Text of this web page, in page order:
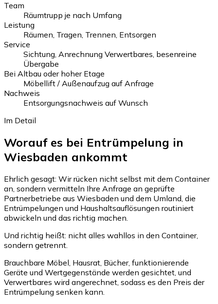
Team
Räumtrupp je nach Umfang
Leistung
Räumen, Tragen, Trennen, Entsorgen
Service
Sichtung, Anrechnung Verwertbares, besenreine
Übergabe
Bei Altbau oder hoher Etage
Möbellift / Außenaufzug auf Anfrage
Nachweis
Entsorgungsnachweis auf Wunsch
Im Detail
Worauf es bei Entrümpelung in
Wiesbaden ankommt
Ehrlich gesagt: Wir rücken nicht selbst mit dem Container
an, sondern vermitteln Ihre Anfrage an geprüfte
Partnerbetriebe aus Wiesbaden und dem Umland, die
Entrümpelungen und Haushaltsauflösungen routiniert
abwickeln und das richtig machen.
Und richtig heißt: nicht alles wahllos in den Container,
sondern getrennt.
Brauchbare Möbel, Hausrat, Bücher, funktionierende
Geräte und Wertgegenstände werden gesichtet, und
Verwertbares wird angerechnet, sodass es den Preis der
Entrümpelung senken kann.